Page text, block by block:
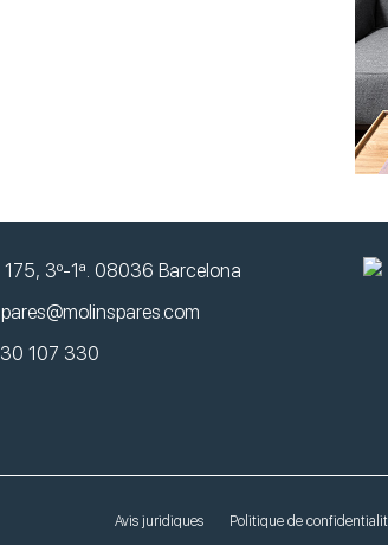
175, 3º-1ª. 08036 Barcelona
107 330
Avis juridiques Politique de